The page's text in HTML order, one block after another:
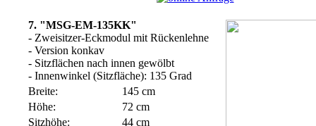
7. "MSG-EM-135KK"
- Zweisitzer-Eckmodul mit Rückenlehne
- Version konkav
- Sitzflächen nach innen gewölbt
- Innenwinkel (Sitzfläche): 135 Grad
Breite:
145 cm
Höhe:
72 cm
Sitzhöhe:
44 cm